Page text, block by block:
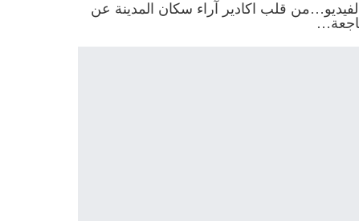
قلب اكادير آراء سكان المدينة عن